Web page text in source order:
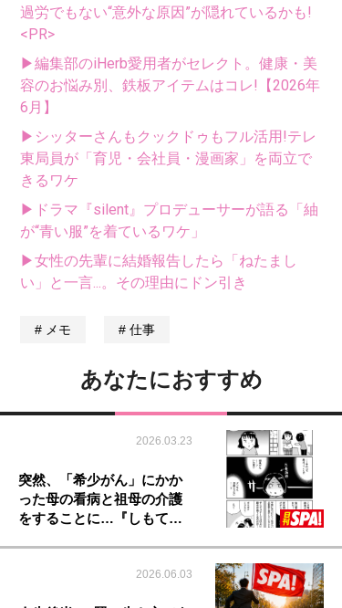
過労でもない“意外な原因”が隠れているかも!
<PR>
▶編集部のiHerb愛用者がセレクト。健康・美
容のお悩み別、鉄板アイテムはコレ!【2026年
6月】
▶シッターさんもクックドゥもフル活用!テレ
東局員が「育児・会社員・漫画家」を両立で
きるワケ
▶ドラマ『silent』プロデューサーが語る「紬
が“青い服”を着ているワケ」
▶女性の先輩に結婚報告したら「ねたまし
い」と一言...。その理由にドン引き
メモ 仕事
あなたにおすすめ
2026.03.23
突然、「希少がん」にかか
った母の看病と祖母の介護
をすることに…『しもて…
2026.06.03